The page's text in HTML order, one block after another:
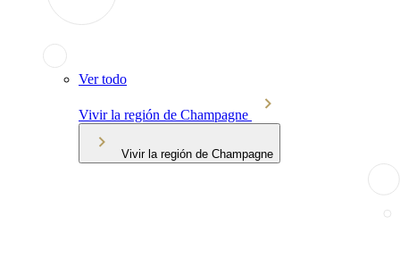
Ver todo
Vivir la región de Champagne
Vivir la región de Champagne